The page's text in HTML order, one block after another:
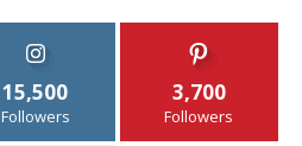
15,500
Followers
3,700
Followers